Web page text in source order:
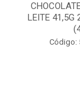
LEITE 41,5G
Código: